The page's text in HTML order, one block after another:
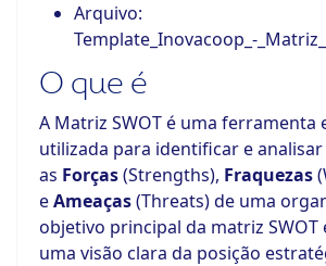
Arquivo:
Template_Inovacoop_-
O que é
A Matriz SWOT é uma ferramenta
utilizada para identificar e analisar
as Forças(Strengths), Fraquezas
eAmeaças(Threats) de uma
objetivo principal da matriz SWOT
uma visão clara da posição